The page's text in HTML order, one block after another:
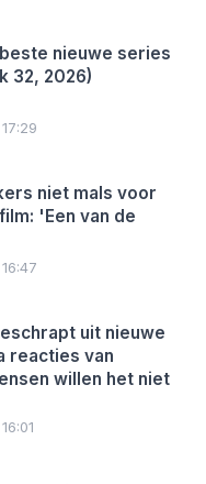
nieuwe series
32, 2026)
niet mals voor
'Een van de
uit nieuwe
reacties van
willen het niet